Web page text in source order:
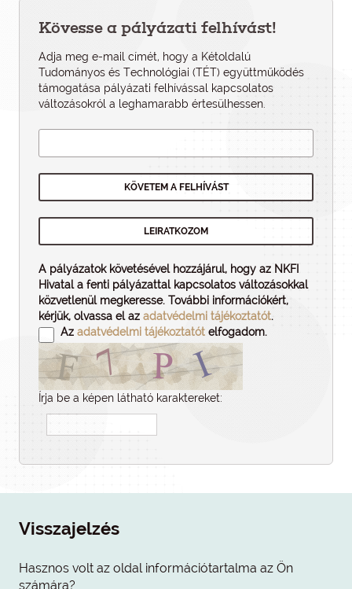
Kövesse a pályázati felhívást!
Adja meg e-mail címét, hogy a Kétoldalú
Tudományos és Technológiai (TÉT) együttműködés
támogatása pályázati felhí­vással kapcsolatos
változásokról a leghamarabb értesülhessen.
A pályázatok követésével hozzájárul, hogy az NKFI
Hivatal a fenti pályázattal kapcsolatos változásokkal
közvetlenül megkeresse. További információkért,
kérjük, olvassa el az adatvédelmi tájékoztatót.
Az adatvédelmi tájékoztatót elfogadom.
Írja be a képen látható karaktereket:
Visszajelzés
Hasznos volt az oldal információtartalma az Ön
számára?